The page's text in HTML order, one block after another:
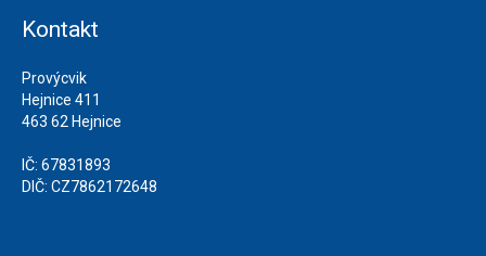
Kontakt
Provýcvik
Hejnice 411
463 62 Hejnice
IČ: 67831893
DIČ: CZ7862172648